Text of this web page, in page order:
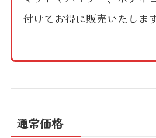
付けてお得に販売いたします
通常価格